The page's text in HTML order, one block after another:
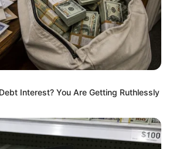
thought you knew about water
Interest? You Are Getting Ruthlessly